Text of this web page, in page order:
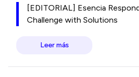
[EDITORIAL] Esencia
Challenge with Solutions
Leer más